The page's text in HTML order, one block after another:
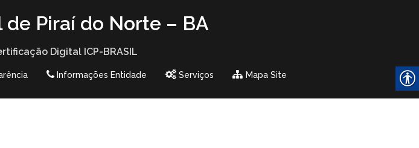
Piraí do Norte – BA
Digital ICP-BRASIL
Informações Entidade Serviços Mapa Site